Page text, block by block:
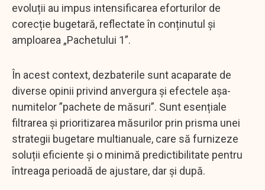
evoluții au impus intensificarea eforturilor de
corecție bugetară, reflectate în conținutul și
amploarea „Pachetului 1”.
În acest context, dezbaterile sunt acaparate de
diverse opinii privind anvergura și efectele așa-
numitelor ”pachete de măsuri”. Sunt esențiale
filtrarea și prioritizarea măsurilor prin prisma unei
strategii bugetare multianuale, care să furnizeze
soluții eficiente și o minimă predictibilitate pentru
întreaga perioadă de ajustare, dar și după.